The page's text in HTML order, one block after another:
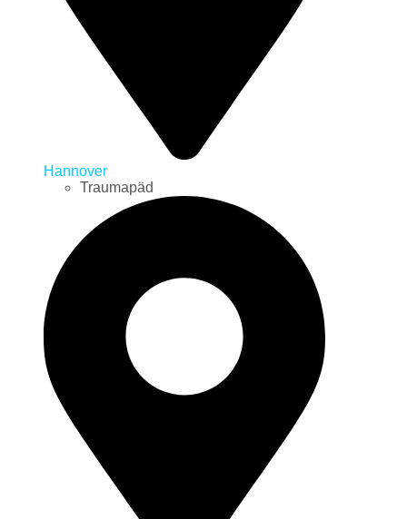
Hannover
Traumapäd